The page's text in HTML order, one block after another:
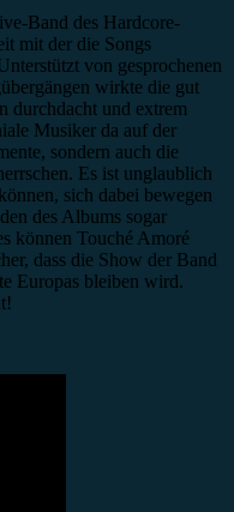
Band des Hardcore-
mit der die Songs
von gesprochenen
wirkte die gut
durchdacht und extrem
Musiker da auf der
sondern auch die
Es ist unglaublich
sich dabei bewegen
des Albums sogar
können Touché Amoré
dass die Show der Band
Europas bleiben wird.